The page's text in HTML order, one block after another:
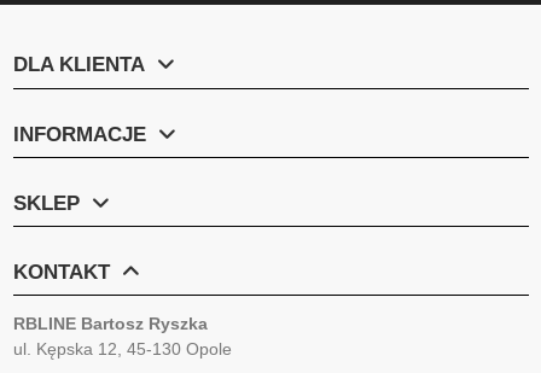
DLA KLIENTA
INFORMACJE
SKLEP
KONTAKT
RBLINE Bartosz Ryszka
ul. Kępska 12, 45-130 Opole